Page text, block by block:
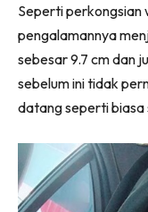
Seperti perkongsian
pengalamannya
sebesar 9.7 cm dan
sebelum ini tidak
datang seperti